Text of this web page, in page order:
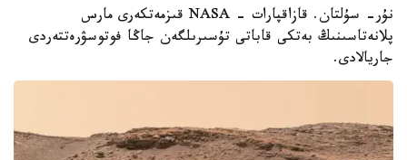
نۇر- سۇلتان. قازاقپارات - NASA قىزمەتكەرى مارس
پلانەتاسىنىڭ بەتكى قاباتى تۇسىرىلگەن جاڭا فوتوسۋرەتتەردى
جاريالادى.